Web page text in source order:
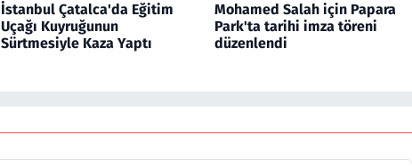
İstanbul Çatalca'da Eğitim
Uçağı Kuyruğunun
Sürtmesiyle Kaza Yaptı
Mohamed Salah için Papara
Park'ta tarihi imza töreni
düzenlendi